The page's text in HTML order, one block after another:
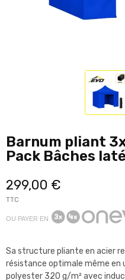
Barnum pliant
Pack Bâches
299,00 €
TTC
OU PAYER EN
Sa structure pliante en acier
résistance optimale même en
polyester 320 g/m² avec